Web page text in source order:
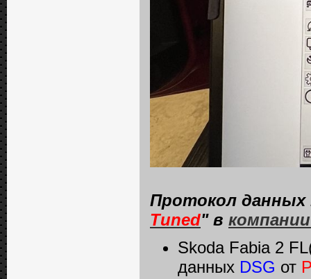
Протокол
Tuned" в
Skoda Fabia 2
данных DSG от